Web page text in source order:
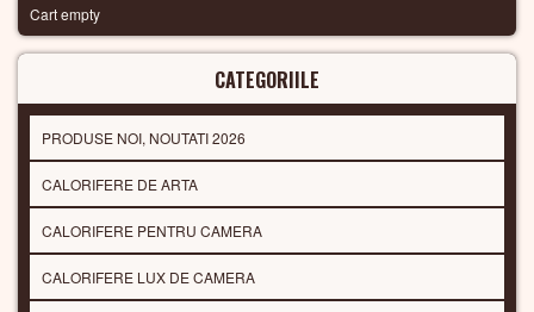
Cart empty
CATEGORIILE
PRODUSE NOI, NOUTATI 2026
CALORIFERE DE ARTA
CALORIFERE PENTRU CAMERA
CALORIFERE LUX DE CAMERA